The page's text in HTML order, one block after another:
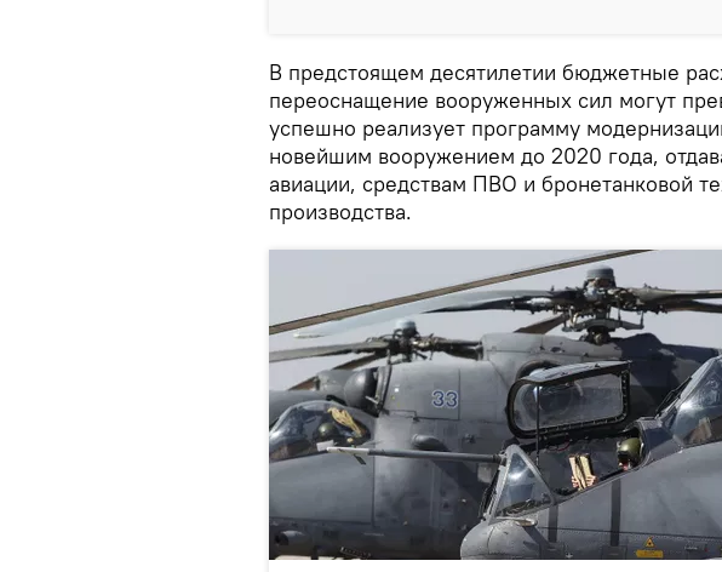
В предстоящем десятилетии бюджетные
переоснащение вооруженных сил могут
успешно реализует программу
новейшим вооружением до 2020 года,
авиации, средствам ПВО и бронетанковой
производства.